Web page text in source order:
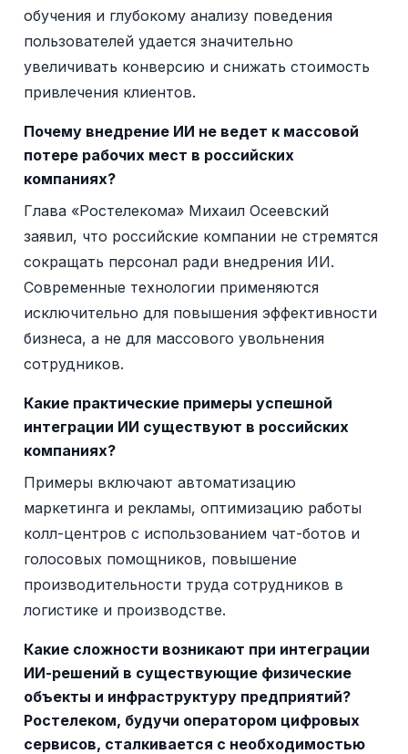
обучения и глубокому анализу поведения
пользователей удается значительно
увеличивать конверсию и снижать стоимость
привлечения клиентов.
Почему внедрение ИИ не ведет к массовой
потере рабочих мест в российских
компаниях?
Глава «Ростелекома» Михаил Осеевский
заявил, что российские компании не стремятся
сокращать персонал ради внедрения ИИ.
Современные технологии применяются
исключительно для повышения эффективности
бизнеса, а не для массового увольнения
сотрудников.
Какие практические примеры успешной
интеграции ИИ существуют в российских
компаниях?
Примеры включают автоматизацию
маркетинга и рекламы, оптимизацию работы
колл-центров с использованием чат-ботов и
голосовых помощников, повышение
производительности труда сотрудников в
логистике и производстве.
Какие сложности возникают при интеграции
ИИ-решений в существующие физические
объекты и инфраструктуру предприятий?
Ростелеком, будучи оператором цифровых
сервисов, сталкивается с необходимостью